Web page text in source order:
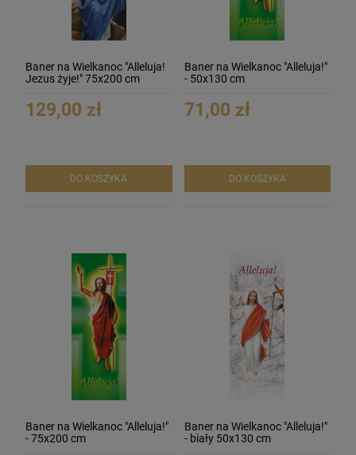
Baner na Wielkanoc "Alleluja!
Jezus żyje!" 75x200 cm
129,00 zł
DO KOSZYKA
Baner na Wielkanoc "Alleluja!"
- 50x130 cm
71,00 zł
DO KOSZYKA
Baner na Wielkanoc "Alleluja!"
- 75x200 cm
Baner na Wielkanoc "Alleluja!"
- biały 50x130 cm